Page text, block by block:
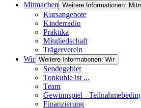
Mitmachen Weitere Informationen:
Kursangebote
Kinderradio
Praktika
Mitgliedschaft
Trägerverein
Wir Weitere Informationen: Wir
Sendegebiet
Tonkuhle ist ...
Team
Gewinnspiel -
Finanzierung